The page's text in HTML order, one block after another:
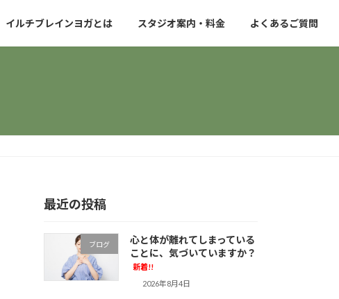
イルチブレインヨガとは スタジオ案内・料金 よくあるご質問
最近の投稿
ブログ
心と体が離れてしまっている
ことに、気づいていますか？
新着!!
2026年8月4日